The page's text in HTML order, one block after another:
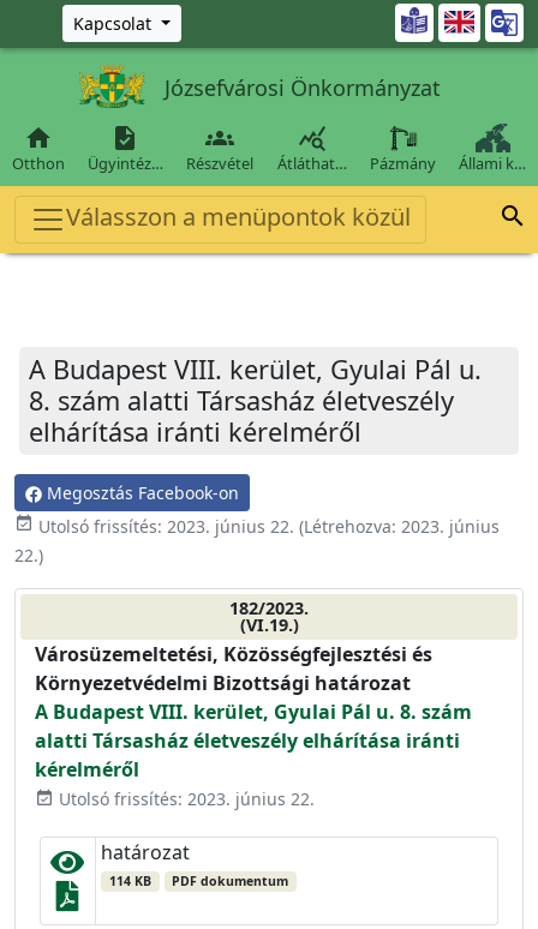
Ugrás a fő tartalomra
Kapcsolat 
Józsefvárosi Önkormányzat

Otthon

Ügyintéz…

Részvétel

Átláthat… Pázmány Állami k…
Válasszon a menüpontok közül 
A Budapest VIII. kerület, Gyulai Pál u.
8. szám alatti Társasház életveszély
elhárítása iránti kérelméről
Megosztás Facebook-on
event_available Utolsó frissítés: 2023. június 22. (Létrehozva: 2023. június
22.)
182/2023.
(VI.19.)
Városüzemeltetési, Közösségfejlesztési és
Környezetvédelmi Bizottsági határozat
A Budapest VIII. kerület, Gyulai Pál u. 8. szám
alatti Társasház életveszély elhárítása iránti
kérelméről
event_available Utolsó frissítés: 2023. június 22.
határozat
114 KB PDF dokumentum